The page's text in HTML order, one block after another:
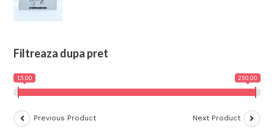
Filtreaza dupa pret
15.00 250.00
Previous Product Next Product